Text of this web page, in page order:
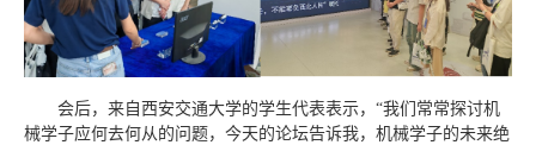
会后，来自西安交通大学的学生代表表示，“我们常常探讨机
械学子应何去何从的问题，今天的论坛告诉我，机械学子的未来绝